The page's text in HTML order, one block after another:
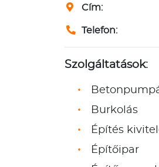
Cím:
Telefon:
Szolgáltatások:
Burkolás
Építés
Építőipar